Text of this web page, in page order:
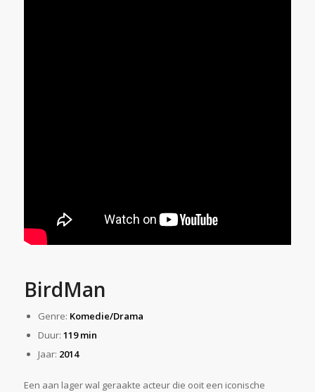
BirdMan
Genre: Komedie/Drama
Duur: 119 min
Jaar: 2014
Een aan lager wal geraakte acteur die ooit een iconische